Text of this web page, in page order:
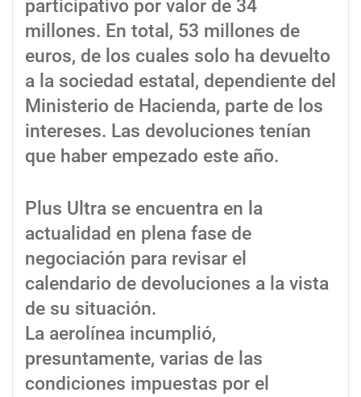
participativo por valor de 34
millones. En total, 53 millones de
euros, de los cuales solo ha devuelto
a la sociedad estatal, dependiente del
Ministerio de Hacienda, parte de los
intereses. Las devoluciones tenían
que haber empezado este año.
Plus Ultra se encuentra en la
actualidad en plena fase de
negociación para revisar el
calendario de devoluciones a la vista
de su situación.
La aerolínea incumplió,
presuntamente, varias de las
condiciones impuestas por el